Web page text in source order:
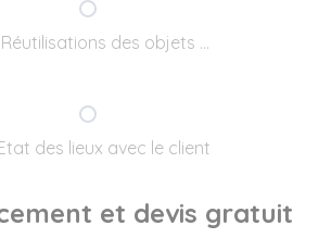
Réutilisations des objets …
Etat des lieux avec le client
et devis gratuit